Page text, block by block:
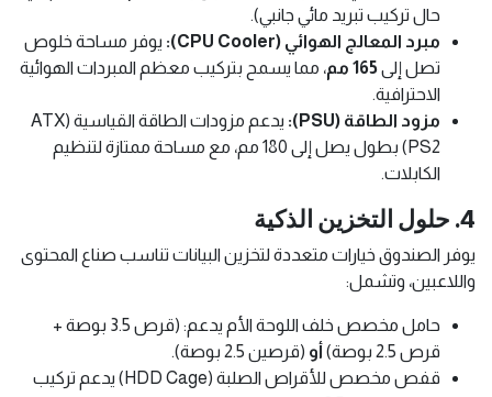
حال تركيب تبريد مائي جانبي).
مبرد المعالج الهوائي (CPU Cooler):
يوفر مساحة خلوص
تصل إلى165 مم
، مما يسمح بتركيب معظم المبردات الهوائية
الاحترافية.
مزود الطاقة (PSU):
يدعم مزودات الطاقة القياسية (ATX
PS2) بطول يصل إلى 180 مم، مع مساحة ممتازة لتنظيم
الكابلات.
4. حلول التخزين الذكية
يوفر الصندوق خيارات متعددة لتخزين البيانات تناسب صناع المحتوى
واللاعبين، وتشمل:
حامل مخصص خلف اللوحة الأم يدعم: (قرص 3.5 بوصة +
قرص 2.5 بوصة)
أو (قرصين 2.5 بوصة).
قفص مخصص للأقراص الصلبة (HDD Cage) يدعم تركيب